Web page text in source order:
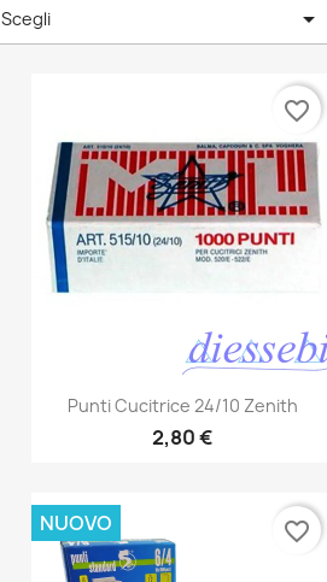
Scegli 
Anteprima
Punti Cucitrice 24/10 Zenith
2,80 €
favorite_border
NUOVO favorite_border